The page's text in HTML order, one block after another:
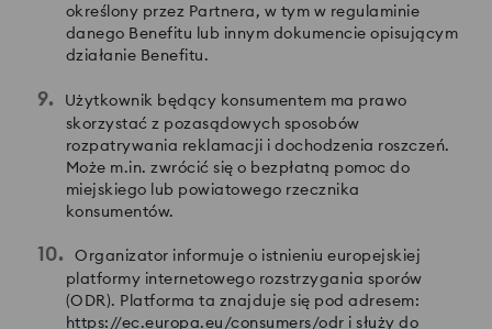
określony przez Partnera, w tym w regulaminie
danego Benefitu lub innym dokumencie opisującym
działanie Benefitu.
Użytkownik będący konsumentem ma prawo
skorzystać z pozasądowych sposobów
rozpatrywania reklamacji i dochodzenia roszczeń.
Może m.in. zwrócić się o bezpłatną pomoc do
miejskiego lub powiatowego rzecznika
konsumentów.
Organizator informuje o istnieniu europejskiej
platformy internetowego rozstrzygania sporów
(ODR). Platforma ta znajduje się pod adresem:
https://ec.europa.eu/consumers/odr i służy do